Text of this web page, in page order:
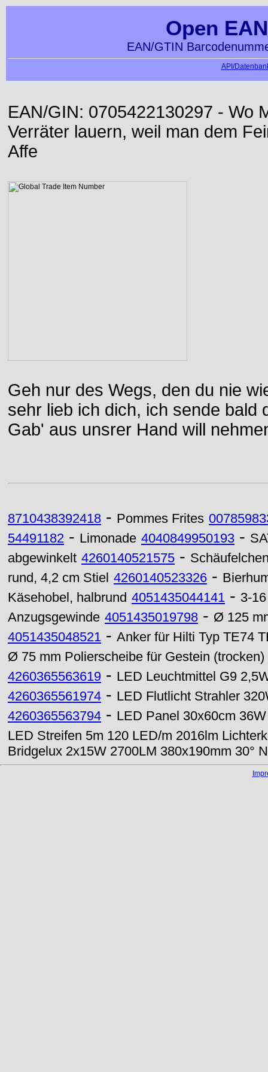
Open
EAN/GTIN
API/
EAN/GIN: 0705422130297 - Wo
Verräter lauern, weil man dem
Affe
Geh nur des Wegs, den du nie
sehr lieb ich dich, ich sende bald
Gab' aus unsrer Hand will
8710438392418 - Pommes Frites
54491182 - Limonade 4040849950193 -
abgewinkelt 4260140521575 -
rund, 4,2 cm Stiel 4260140523326 -
Käsehobel, halbrund 4051435044141 - 3-
Anzugsgewinde 4051435019798 - Ø 125
4051435048521 - Anker für Hilti Typ TE74
Ø 75 mm Polierscheibe für Gestein
4260365563619 - LED Leuchtmittel G9
4260365561974 - LED Flutlicht Strahler
4260365563794 - LED Panel 30x60cm
LED Streifen 5m 120 LED/m 2016lm
Bridgelux 2x15W 2700LM 380x190mm 30°